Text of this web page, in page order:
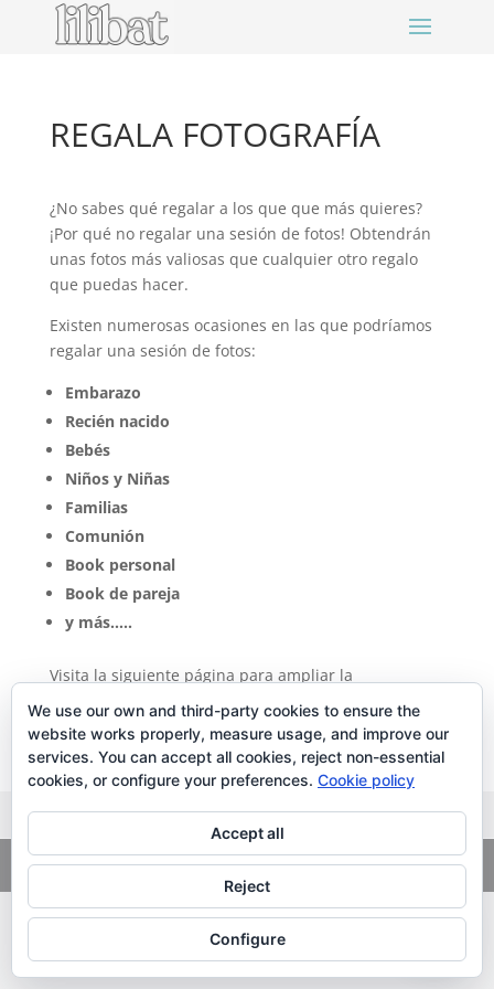
REGALA FOTOGRAFÍA
¿No sabes qué regalar a los que que más quieres?
¡Por qué no regalar una sesión de fotos! Obtendrán
unas fotos más valiosas que cualquier otro regalo
que puedas hacer.
Existen numerosas ocasiones en las que podríamos
regalar una sesión de fotos:
Embarazo
Recién nacido
Bebés
Niños y Niñas
Familias
Comunión
Book personal
Book de pareja
y más…..
Visita la siguiente página para ampliar la
información y contactar con nosotros directamente.
¡Muchas gracias!
+ info
Copyright© 2026. LiLibat Fotografía |Aviso Legal|Política de
Privacidad
We use our own and third-party cookies to ensure the
website works properly, measure usage, and improve our
services. You can accept all cookies, reject non-essential
cookies, or configure your preferences. Cookie policy
Accept all
Reject
Configure